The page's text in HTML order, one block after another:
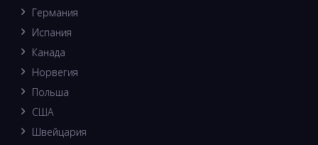
Германия
Испания
Канада
Норвегия
Польша
США
Швейцария